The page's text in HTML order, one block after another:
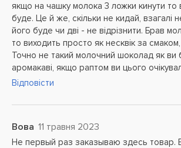
якщо на чашку молока 3 ложки кинути то
буде. Це й же, скільки не кидай, взагалі
його буде чи дві - не відрізнити. Брав
то виходить просто як несквік за
Точно не такий молочний шоколад як ви
аромакаві, якщо раптом ви цього
Відповісти
Вова 11 травня 2023
Не первый раз заказываю здесь товар.